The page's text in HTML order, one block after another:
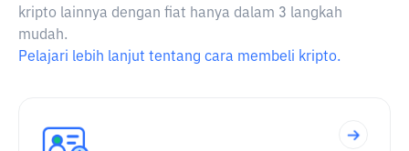
kripto lainnya dengan fiat hanya dalam 3 langkah
mudah.
Pelajari lebih lanjut tentang cara membeli kripto.